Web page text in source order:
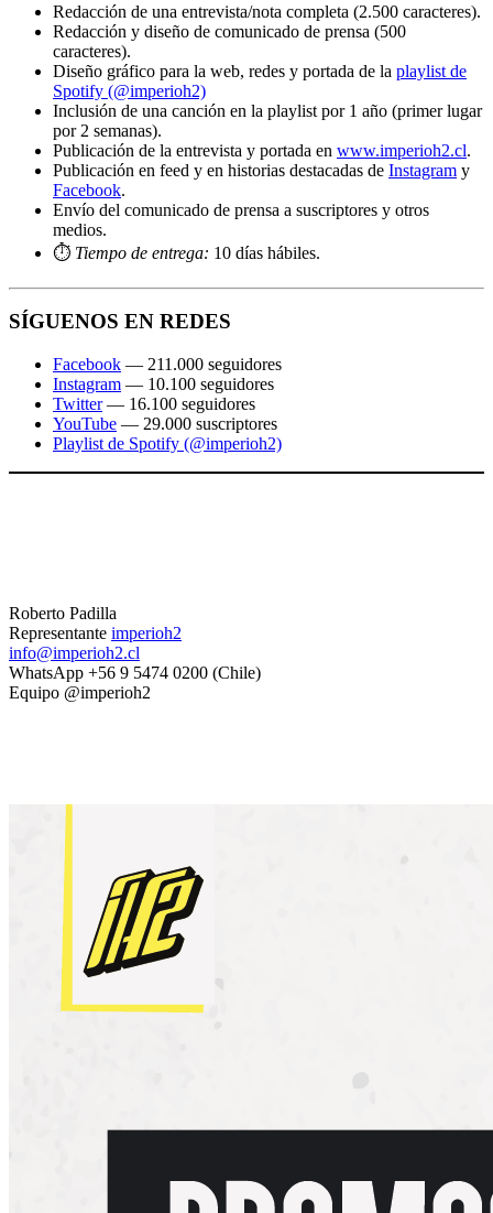
Redacción de una entrevista/nota completa (2.500 caracteres).
Redacción y diseño de comunicado de prensa (500
caracteres).
Diseño gráfico para la web, redes y portada de la playlist de
Spotify (@imperioh2)
Inclusión de una canción en la playlist por 1 año (primer lugar
por 2 semanas).
Publicación de la entrevista y portada en www.imperioh2.cl.
Publicación en feed y en historias destacadas de Instagram y
Facebook.
Envío del comunicado de prensa a suscriptores y otros
medios.
⏱️ Tiempo de entrega: 10 días hábiles.
SÍGUENOS EN REDES
Facebook — 211.000 seguidores
Instagram — 10.100 seguidores
Twitter— 16.100 seguidores
YouTube — 29.000 suscriptores
Playlist de Spotify (@imperioh2)
Roberto Padilla
Representante imperioh2
info@imperioh2.cl
WhatsApp +56 9 5474 0200 (Chile)
Equipo @imperioh2